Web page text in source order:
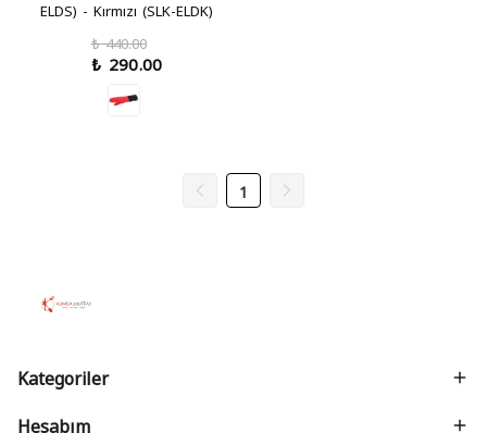
ELDS) - Kırmızı (SLK-ELDK)
₺ 440.00
₺ 290.00
1
Kategoriler
Hesabım